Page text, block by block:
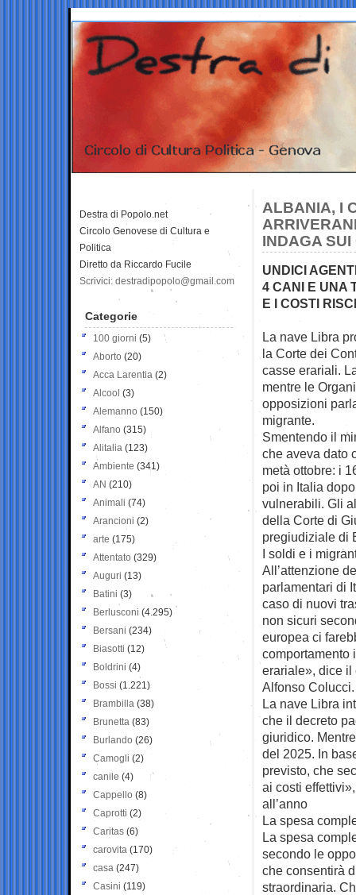
ALBANIA, I
INDAGA SUI
UNDICI
4 CANI E UNA
E I COSTI
La nave Libra
la Corte dei
casse erariali.
mentre le
opposizioni
migrante.
Smentendo il
che aveva dato
metà ottobre: i
poi in Italia
vulnerabili. Gli
della Corte di
pregiudiziale di
I soldi e i
All’attenzione
parlamentari di
caso di nuovi
non sicuri
europea ci
comportamento
erariale», dice il
Alfonso Colucci.
La nave Libra
che il decreto
giuridico.
del 2025. In
previsto, che
ai costi
all’anno
La spesa
La spesa
secondo le
che consentirà
straordinaria.
Destra di Popolo.net
Circolo Genovese di Cultura e
Politica
Diretto da Riccardo Fucile
Scrivici: destradipopolo@gmail.com
Categorie
100 giorni (5)
Aborto (20)
Acca Larentia (2)
Alcool (3)
Alemanno (150)
Alfano (315)
Alitalia (123)
Ambiente (341)
AN (210)
Animali (74)
Arancioni (2)
arte (175)
Attentato (329)
Auguri (13)
Batini (3)
Berlusconi (4.295)
Bersani (234)
Biasotti (12)
Boldrini (4)
Bossi (1.221)
Brambilla (38)
Brunetta (83)
Burlando (26)
Camogli (2)
canile (4)
Cappello (8)
Caprotti (2)
Caritas (6)
carovita (170)
casa (247)
Casini (119)